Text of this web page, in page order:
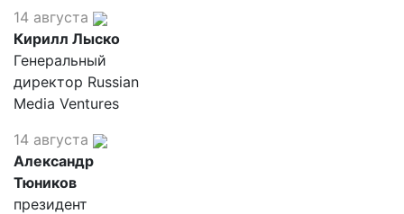
14 августа
Кирилл Лыско
Генеральный
директор Russian
Media Ventures
14 августа
Александр
Тюников
президент